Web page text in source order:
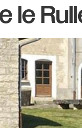
le